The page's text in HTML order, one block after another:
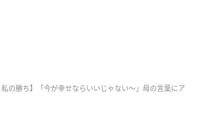
私の勝ち】「今が幸せならいいじゃない～」母の言葉にア